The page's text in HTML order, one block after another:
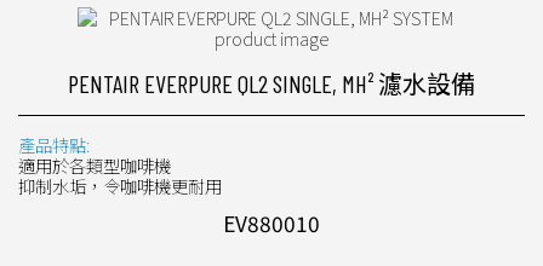
PENTAIR EVERPURE QL2 SINGLE, MH² 濾水設備
產品特點:
適用於各類型咖啡機
抑制水垢，令咖啡機更耐用
EV880010